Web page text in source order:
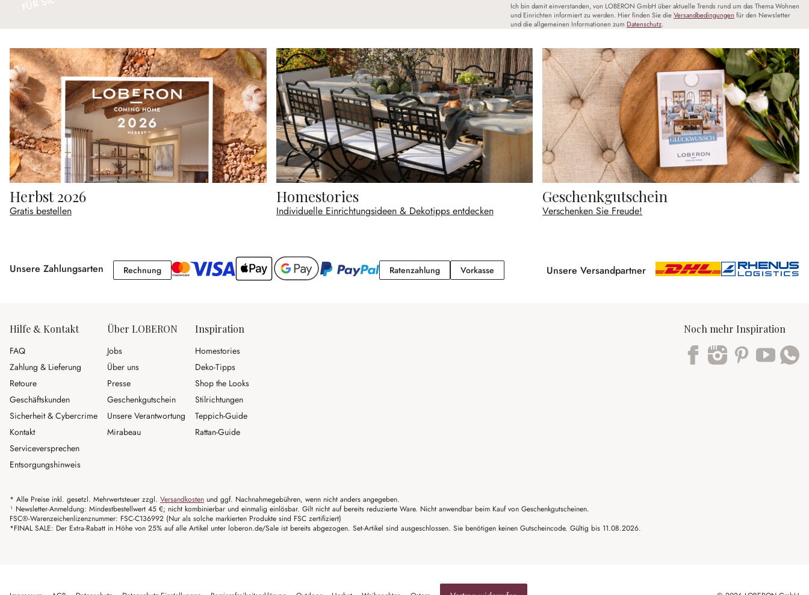
Ich bin damit einverstanden, von LOBERON GmbH über aktuelle Trends rund um das Thema Wohnen
und Einrichten informiert zu werden. Hier finden Sie dieVersandbedingungen für den Newsletter
und die allgemeinen Informationen zum Datenschutz.
Herbst 2026
Gratis bestellen
Homestories
Individuelle Einrichtungsideen & Dekotipps entdecken
Geschenkgutschein
Verschenken Sie Freude!
Unsere Zahlungsarten RechnungRechnung RatenzahlungRatenzahlung
VorkasseVorkasse Unsere Versandpartner
Hilfe & Kontakt
FAQ
Zahlung & Lieferung
Retoure
Geschäftskunden
Sicherheit & Cybercrime
Kontakt
Serviceversprechen
Entsorgungshinweis
Über LOBERON
Jobs
Über uns
Presse
Geschenkgutschein
Unsere Verantwortung
Mirabeau
Inspiration
Homestories
Deko-Tipps
Shop the Looks
Stilrichtungen
Teppich-Guide
Rattan-Guide
Noch mehr Inspiration
* Alle Preise inkl. gesetzl. Mehrwertsteuer zzgl. Versandkosten und ggf. Nachnahmegebühren, wenn nicht anders angegeben.
¹ Newsletter-Anmeldung: Mindestbestellwert 45 €; nicht kombinierbar und einmalig einlösbar. Gilt nicht auf bereits reduzierte Ware. Nicht anwendbar beim Kauf von Geschenkgutscheinen.
FSC®-Warenzeichenlizenznummer: FSC-C136992 (Nur als solche markierten Produkte sind FSC zertifiziert)
*FINAL SALE: Der Extra-Rabatt in Höhe von 25% auf alle Artikel unter loberon.de/Sale ist bereits abgezogen. Set-Artikel sind ausgeschlossen. Sie benötigen keinen Gutscheincode. Gültig bis 11.08.2026.